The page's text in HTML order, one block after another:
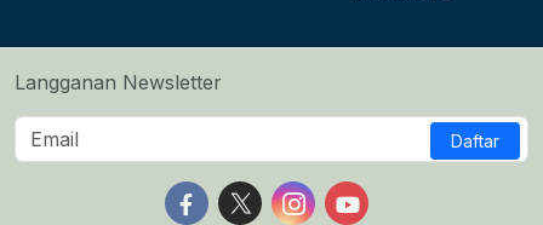
Langganan Newsletter
Daftar
Follow us on Facebook
Follow us on X
Follow us on Instagram
Follow us on